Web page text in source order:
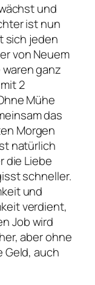
und
ist nun
sich jeden
von Neuem
ganz
2
Mühe
das
Morgen
natürlich
die Liebe
schneller.
und
verdient,
Job wird
aber ohne
Geld, auch